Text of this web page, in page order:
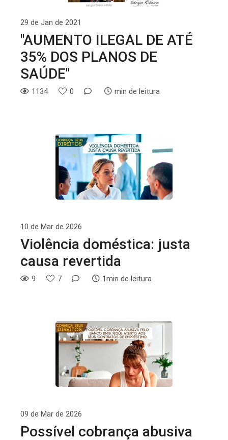
29 de Jan de 2021
"AUMENTO ILEGAL DE ATÉ
35% DOS PLANOS DE
SAÚDE"
1134 0 min de leitura
10 de Mar de 2026
Violência doméstica: justa
causa revertida
9 7 1min de leitura
09 de Mar de 2026
Possível cobrança abusiva